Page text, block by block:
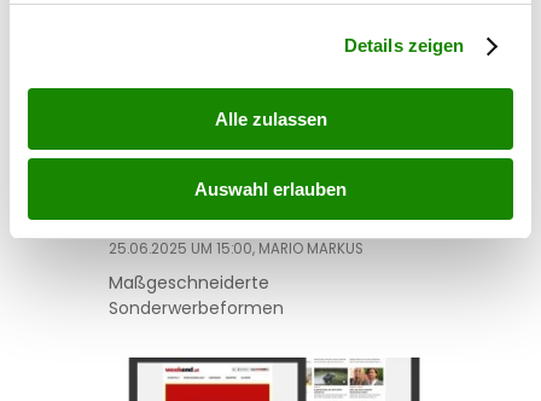
Details zeigen
Alle zulassen
Auswahl erlauben
Sonderwerbeformen
25.06.2025 UM 15:00, MARIO MARKUS
Maßgeschneiderte
Sonderwerbeformen